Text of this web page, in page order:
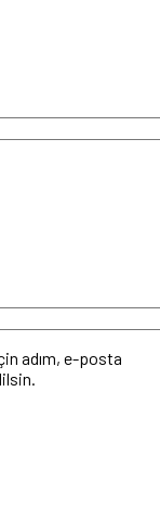
adım, e-posta